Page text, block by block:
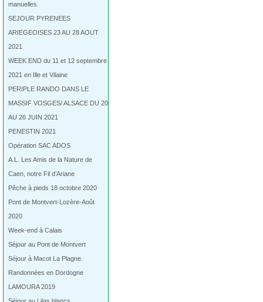
manuelles.
SEJOUR PYRENEES
ARIEGEOISES 23 AU 28 AOUT
2021
WEEK END du 11 et 12 septembre
2021 en Ille et Vilaine
PERIPLE RANDO DANS LE
MASSIF VOSGES/ ALSACE DU 20
AU 26 JUIN 2021
PENESTIN 2021
Opération SAC ADOS
A.L. Les Amis de la Nature de
Caen, notre Fil d’Ariane
Pêche à pieds 18 octobre 2020
Pont de Montvert-Lozère-Août
2020
Week-end à Calais
Séjour au Pont de Montvert
Séjour à Macot La Plagne.
Randonnées en Dordogne
LAMOURA 2019